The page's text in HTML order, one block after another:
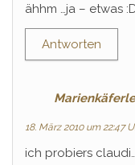
ähhm …ja – etwas
Antworten
18. März 2010 um 22:47
ich probiers